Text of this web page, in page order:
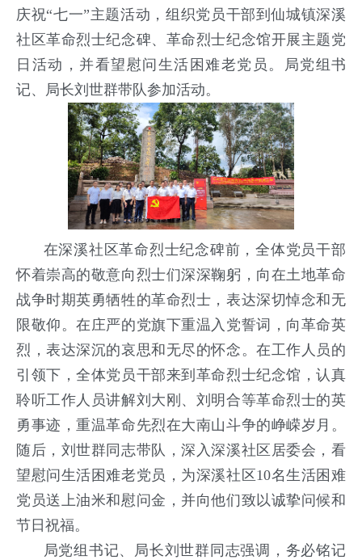
庆祝“七一”主题活动，组织党员干部到仙城镇深溪
社区革命烈士纪念碑、革命烈士纪念馆开展主题党
日活动，并看望慰问生活困难老党员。局党组书
记、局长刘世群带队参加活动。
在深溪社区革命烈士纪念碑前，全体党员干部
怀着崇高的敬意向烈士们深深鞠躬，向在土地革命
战争时期英勇牺牲的革命烈士，表达深切悼念和无
限敬仰。在庄严的党旗下重温入党誓词，向革命英
烈，表达深沉的哀思和无尽的怀念。在工作人员的
引领下，全体党员干部来到革命烈士纪念馆，认真
聆听工作人员讲解刘大刚、刘明合等革命烈士的英
勇事迹，重温革命先烈在大南山斗争的峥嵘岁月。
随后，刘世群同志带队，深入深溪社区居委会，看
望慰问生活困难老党员，为深溪社区10名生活困难
党员送上油米和慰问金，并向他们致以诚挚问候和
节日祝福。
局党组书记、局长刘世群同志强调，务必铭记